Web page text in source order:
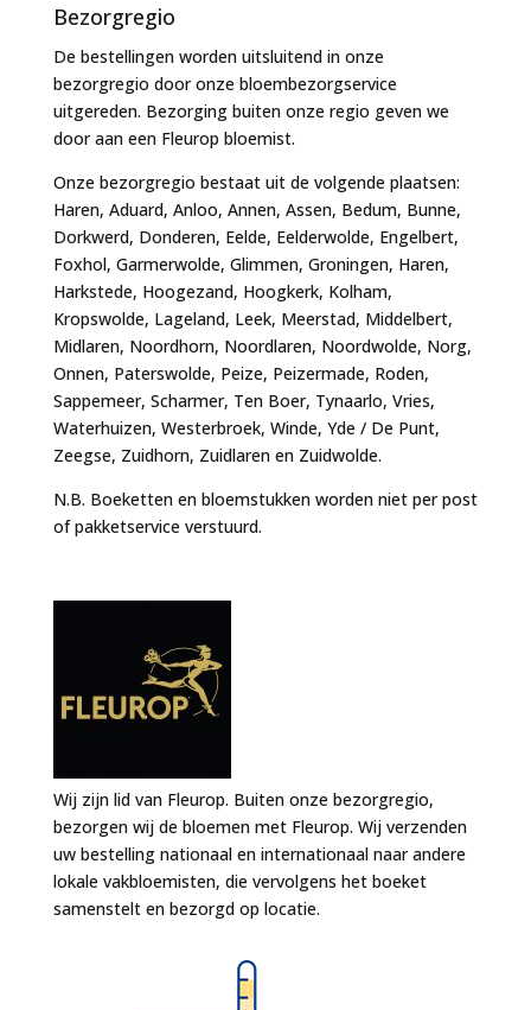
Bezorgregio
De bestellingen worden uitsluitend in onze
bezorgregio door onze bloembezorgservice
uitgereden. Bezorging buiten onze regio geven we
door aan een Fleurop bloemist.
Onze bezorgregio bestaat uit de volgende plaatsen:
Haren, Aduard, Anloo, Annen, Assen, Bedum, Bunne,
Dorkwerd, Donderen, Eelde, Eelderwolde, Engelbert,
Foxhol, Garmerwolde, Glimmen, Groningen, Haren,
Harkstede, Hoogezand, Hoogkerk, Kolham,
Kropswolde, Lageland, Leek, Meerstad, Middelbert,
Midlaren, Noordhorn, Noordlaren, Noordwolde, Norg,
Onnen, Paterswolde, Peize, Peizermade, Roden,
Sappemeer, Scharmer, Ten Boer, Tynaarlo, Vries,
Waterhuizen, Westerbroek, Winde, Yde / De Punt,
Zeegse, Zuidhorn, Zuidlaren en Zuidwolde.
N.B. Boeketten en bloemstukken worden niet per post
of pakketservice verstuurd.
Wij zijn lid van Fleurop. Buiten onze bezorgregio,
bezorgen wij de bloemen met Fleurop. Wij verzenden
uw bestelling nationaal en internationaal naar andere
lokale vakbloemisten, die vervolgens het boeket
samenstelt en bezorgd op locatie.